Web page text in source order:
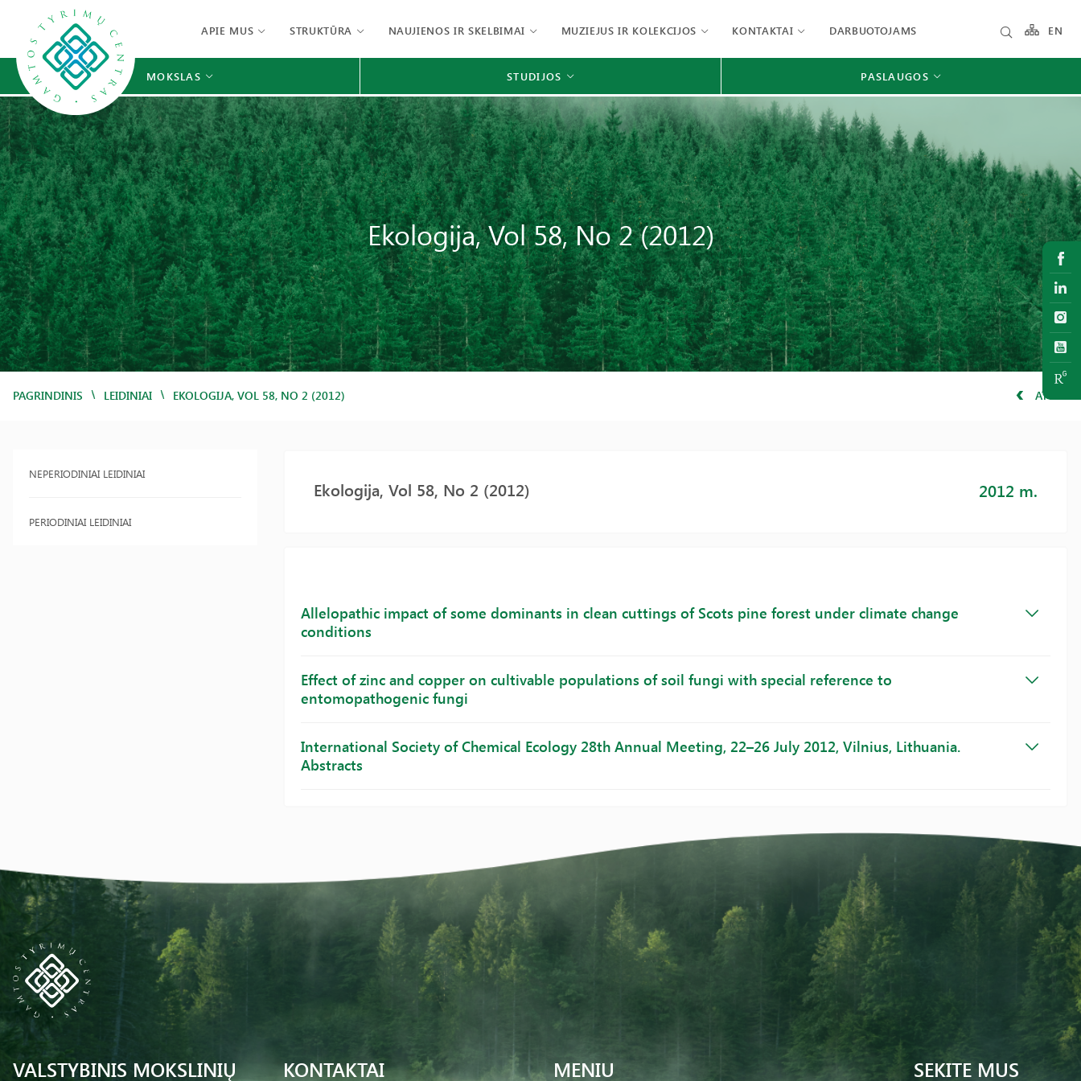
APIE MUS STRUKTŪRA NAUJIENOS IR SKELBIMAI MUZIEJUS IR KOLEKCIJOS KONTAKTAI DARBUOTOJAMS EN
MOKSLAS STUDIJOS PASLAUGOS
Ekologija, Vol 58, No 2 (2012)
PAGRINDINIS / LEIDINIAI / EKOLOGIJA, VOL 58, NO 2 (2012) ATGAL
NEPERIODINIAI LEIDINIAI
PERIODINIAI LEIDINIAI
Ekologija, Vol 58, No 2 (2012) 2012 m.
Allelopathic impact of some dominants in clean cuttings of Scots pine forest under climate change
conditions
Effect of zinc and copper on cultivable populations of soil fungi with special reference to
entomopathogenic fungi
International Society of Chemical Ecology 28th Annual Meeting, 22–26 July 2012, Vilnius, Lithuania.
Abstracts
VALSTYBINIS MOKSLINIŲ
KONTAKTAI MENIU SEKITE MUS